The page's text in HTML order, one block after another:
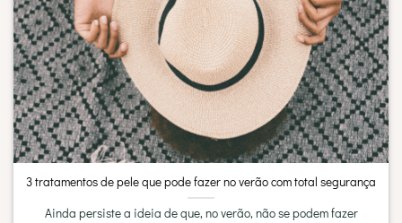
3 tratamentos de pele que pode fazer no verão com total segurança
Ainda persiste a ideia de que, no verão, não se podem fazer